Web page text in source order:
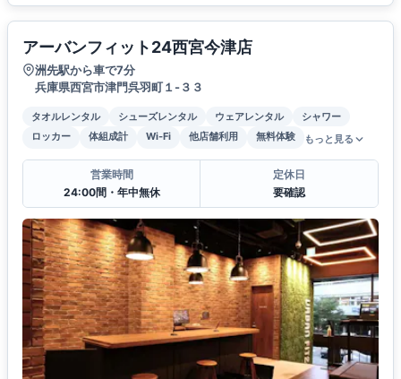
アーバンフィット24西宮今津店
洲先駅から車で7分
兵庫県西宮市津門呉羽町１-３３
タオルレンタル シューズレンタル ウェアレンタル
シャワー
ロッカー
体組成計 Wi-Fi 他店舗利用 無料体験 もっと見る
営業時間
24:00間・年中無休
定休日
要確認